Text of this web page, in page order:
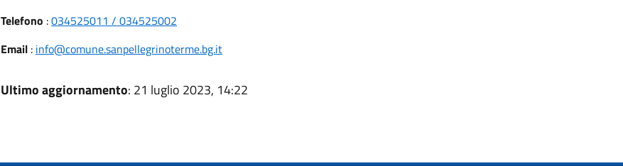
Telefono :034525011 / 034525002
Email: info@comune.sanpellegrinoterme.bg.it
Ultimo aggiornamento: 21 luglio 2023, 14:22